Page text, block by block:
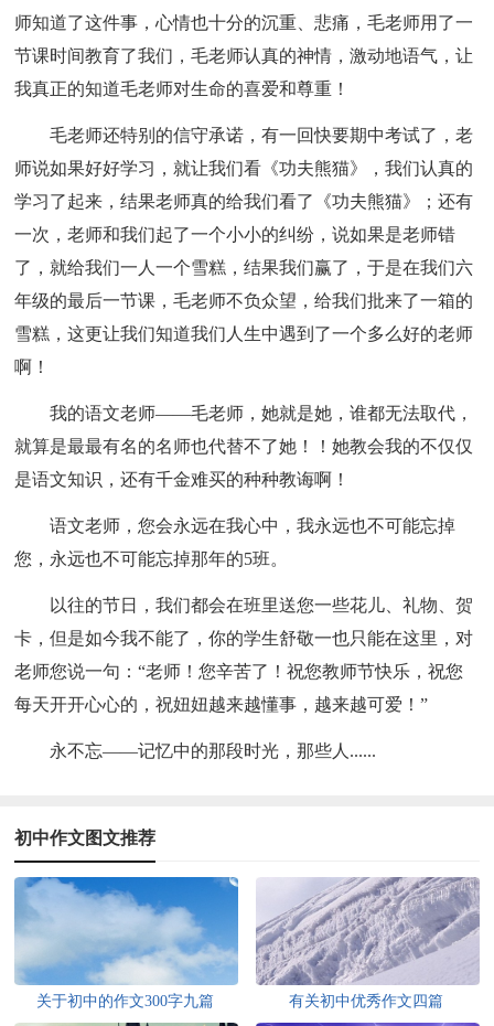
师知道了这件事，心情也十分的沉重、悲痛，毛老师用了一
节课时间教育了我们，毛老师认真的神情，激动地语气，让
我真正的知道毛老师对生命的喜爱和尊重！
毛老师还特别的信守承诺，有一回快要期中考试了，老
师说如果好好学习，就让我们看《功夫熊猫》，我们认真的
学习了起来，结果老师真的给我们看了《功夫熊猫》；还有
一次，老师和我们起了一个小小的纠纷，说如果是老师错
了，就给我们一人一个雪糕，结果我们赢了，于是在我们六
年级的最后一节课，毛老师不负众望，给我们批来了一箱的
雪糕，这更让我们知道我们人生中遇到了一个多么好的老师
啊！
我的语文老师——毛老师，她就是她，谁都无法取代，
就算是最最有名的名师也代替不了她！！她教会我的不仅仅
是语文知识，还有千金难买的种种教诲啊！
语文老师，您会永远在我心中，我永远也不可能忘掉
您，永远也不可能忘掉那年的5班。
以往的节日，我们都会在班里送您一些花儿、礼物、贺
卡，但是如今我不能了，你的学生舒敬一也只能在这里，对
老师您说一句：“老师！您辛苦了！祝您教师节快乐，祝您
每天开开心心的，祝妞妞越来越懂事，越来越可爱！”
永不忘——记忆中的那段时光，那些人......
初中作文图文推荐
关于初中的作文300字九篇 有关初中优秀作文四篇